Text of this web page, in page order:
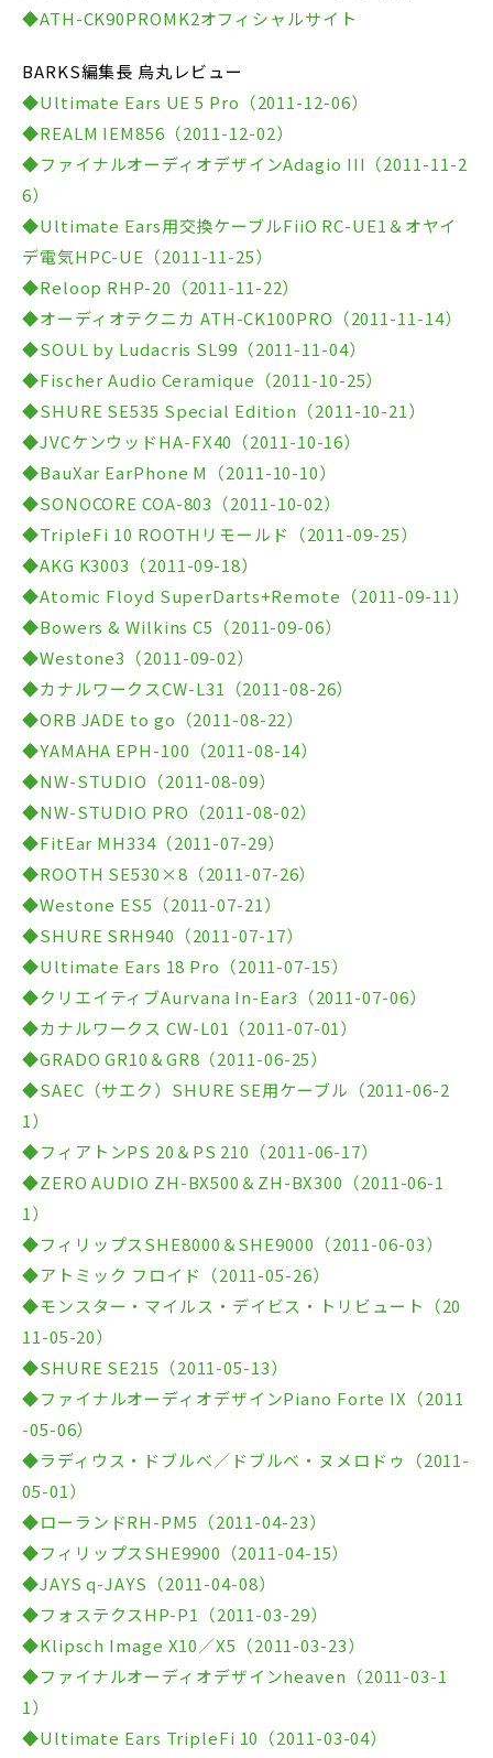
◆ATH-CK90PROMK2オフィシャルサイト
BARKS編集長 烏丸レビュー
◆Ultimate Ears UE 5 Pro（2011-12-06）
◆REALM IEM856（2011-12-02）
◆ファイナルオーディオデザインAdagio III（2011-11-2
6）
◆Ultimate Ears用交換ケーブルFiiO RC-UE1＆オヤイ
デ電気HPC-UE（2011-11-25）
◆Reloop RHP-20（2011-11-22）
◆オーディオテクニカ ATH-CK100PRO（2011-11-14）
◆SOUL by Ludacris SL99（2011-11-04）
◆Fischer Audio Ceramique（2011-10-25）
◆SHURE SE535 Special Edition（2011-10-21）
◆JVCケンウッドHA-FX40（2011-10-16）
◆BauXar EarPhone M（2011-10-10）
◆SONOCORE COA-803（2011-10-02）
◆TripleFi 10 ROOTHリモールド（2011-09-25）
◆AKG K3003（2011-09-18）
◆Atomic Floyd SuperDarts+Remote（2011-09-11）
◆Bowers & Wilkins C5（2011-09-06）
◆Westone3（2011-09-02）
◆カナルワークスCW-L31（2011-08-26）
◆ORB JADE to go（2011-08-22）
◆YAMAHA EPH-100（2011-08-14）
◆NW-STUDIO（2011-08-09）
◆NW-STUDIO PRO（2011-08-02）
◆FitEar MH334（2011-07-29）
◆ROOTH SE530×8（2011-07-26）
◆Westone ES5（2011-07-21）
◆SHURE SRH940（2011-07-17）
◆Ultimate Ears 18 Pro（2011-07-15）
◆クリエイティブAurvana In-Ear3（2011-07-06）
◆カナルワークス CW-L01（2011-07-01）
◆GRADO GR10＆GR8（2011-06-25）
◆SAEC（サエク）SHURE SE用ケーブル（2011-06-2
1）
◆フィアトンPS 20＆PS 210（2011-06-17）
◆ZERO AUDIO ZH-BX500＆ZH-BX300（2011-06-1
1）
◆フィリップスSHE8000＆SHE9000（2011-06-03）
◆アトミック フロイド（2011-05-26）
◆モンスター・マイルス・デイビス・トリビュート（20
11-05-20）
◆SHURE SE215（2011-05-13）
◆ファイナルオーディオデザインPiano Forte IX（2011
-05-06）
◆ラディウス・ドブルベ／ドブルベ・ヌメロドゥ（2011-
05-01）
◆ローランドRH-PM5（2011-04-23）
◆フィリップスSHE9900（2011-04-15）
◆JAYS q-JAYS（2011-04-08）
◆フォステクスHP-P1（2011-03-29）
◆Klipsch Image X10／X5（2011-03-23）
◆ファイナルオーディオデザインheaven（2011-03-1
1）
◆Ultimate Ears TripleFi 10（2011-03-04）